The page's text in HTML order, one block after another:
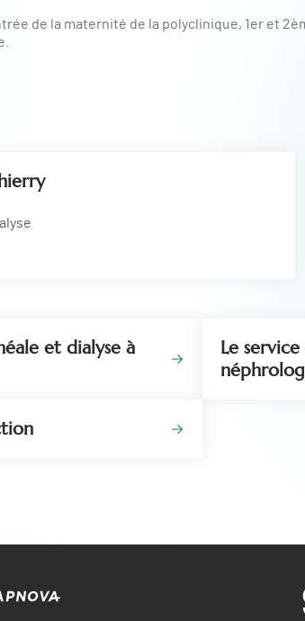
de la maternité de la polyclinique, 1er et
et dialyse à
Le